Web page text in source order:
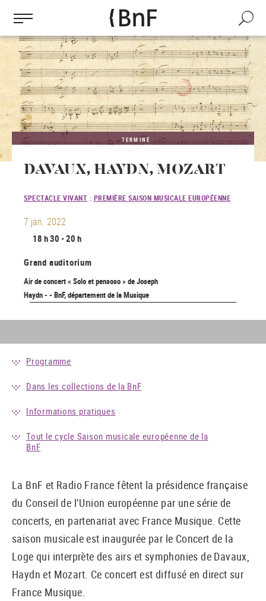
contenu
principal
Recherche
TERMINÉ
DAVAUX, HAYDN, MOZART
SPECTACLE VIVANT : PREMIÈRE SAISON MUSICALE EUROPÉENNE
7 jan. 2022
18 h 30 - 20 h
Grand auditorium
Air de concert « Solo et pensoso » de Joseph
Haydn - - BnF, département de la Musique
Programme
Dans les collections de la BnF
Informations pratiques
Tout le cycle Saison musicale européenne de la
BnF
La BnF et Radio France fêtent la présidence française
du Conseil de l’Union européenne par une série de
concerts, en partenariat avec France Musique. Cette
saison musicale est inaugurée par le Concert de la
Loge qui interprète des airs et symphonies de Davaux,
Haydn et Mozart. Ce concert est diffusé en direct sur
France Musique.